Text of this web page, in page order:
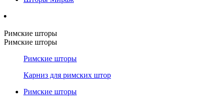
Римские шторы
Римские шторы
Римские шторы
Карниз для римских штор
Римские шторы